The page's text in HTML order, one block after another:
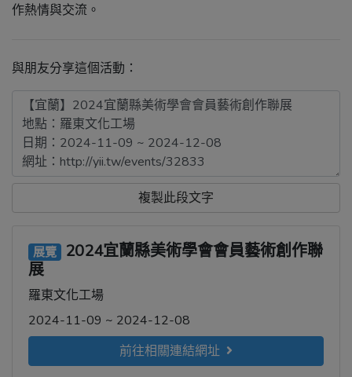
作熱情與交流。
與朋友分享這個活動：
複製此段文字
展覽
2024宜蘭縣美術學會會員藝術創作聯
展
羅東文化工場
2024-11-09 ~ 2024-12-08
前往相關連結網址